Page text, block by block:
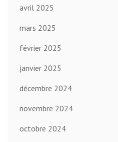
avril 2025
mars 2025
février 2025
janvier 2025
décembre 2024
novembre 2024
octobre 2024